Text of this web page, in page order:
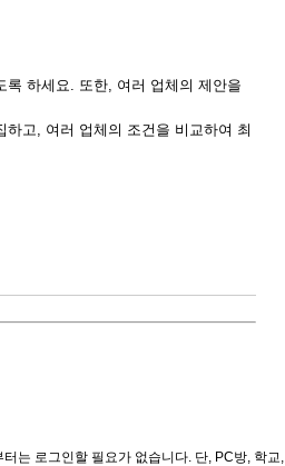
하세요. 또한, 여러 업체의 제안을
고, 여러 업체의 조건을 비교하여 최
로그인할 필요가 없습니다. 단, PC방, 학